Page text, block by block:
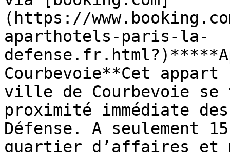
(https://
aparthotels-paris-la-
Courbevoie**Cet
ville de Courbevoie
proximité immédiate
Défense. A seulement
quartier d’affaires et